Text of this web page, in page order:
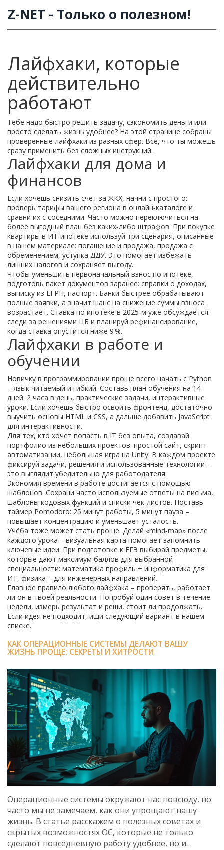
Z-NET - Только о полезном!
Лайфхаки, которые
действительно
работают
Тебе надо быстро решить задачу, сэкономить деньги или
просто сделать жизнь удобнее? На этой странице собраны
проверенные лайфхаки из разных сфер. Всё, что ты можешь
сразу применить без сложных инструкций.
Лайфхаки для дома и
финансов
Если хочешь снизить счёт за ЖКХ, начни с простого:
проверь тарифы вашего региона в онлайн‑каталоге и
сравни их с соседними. Часто можно переключиться на
более выгодный план без каких‑либо штрафов. При покупке
квартиры в ИТ‑ипотеке используй три сценария, описанные
в нашем материале: погашение и продажа, продажа с
обременением, уступка ДДУ. Это помогает избежать
лишних налогов и сохраняет выгоду.
Чтобы уменьшить первоначальный взнос по ипотеке,
подготовь пакет документов заранее: справки о доходах,
выписку из ЕГРН, паспорт. Банки быстрее обрабатывают
полные заявки, а значит шанс на снижение суммы взноса
возрастает. Ставка по ипотеке в 2025‑м уже обсуждается:
следи за решениями ЦБ и планируй рефинансирование,
когда ставка опустится ниже 9 %.
Лайфхаки в работе и
обучении
Новичку в программировании проще всего начать с Python
– язык читаемый и гибкий. Составь план обучения на 14
дней: 2 часа в день, практические задачи, интерактивные
уроки. Если хочешь быстро освоить фронтенд, достаточно
выучить основы HTML и CSS, а дальше добавить JavaScript
для интерактивности.
Для тех, кто хочет попасть в IT без опыта, создавай
портфолио из небольших проектов: простой сайт, скрипт
автоматизации, небольшая игра на Unity. В каждом проекте
фиксируй задачи, решения и использованные технологии –
это выглядит убедительно для работодателя.
Экономия времени в работе достигается с помощью
шаблонов. Сохрани часто используемые ответы на письма,
шаблоны кодовых функций и списки чек‑листов. Поставь
таймер Pomodoro: 25 минут работы, 5 минут пауза –
повышает концентрацию и уменьшает усталость.
Учёба тоже может стать проще. Делай «mind‑map» после
каждого урока – визуальная карта помогает запомнить
ключевые идеи. При подготовке к ЕГЭ выбирай предметы,
которые дают максимум баллов для выбранной
специальности: математика профиль + информатика для
ИТ, физика – для инженерных направлений.
Главное правило любого лайфхака – проверять, работает
ли он в твоей реальности. Попробуй один совет в течение
недели, измерь результат и реши, стоит ли продолжать.
Если идея не подходит, ищи следующий вариант в нашем
списке.
КАК ОПЕРАЦИОННЫЕ СИСТЕМЫ ДЕЛАЮТ ВАШУ
ЖИЗНЬ ПРОЩЕ: СЕКРЕТЫ И ХИТРОСТИ
Операционные системы окружают нас повсюду, но
часто мы не замечаем, как они упрощают нашу
жизнь. В статье расскажем о полезных советах и
скрытых возможностях ОС, которые не только
сделают повседневную работу удобнее, но и